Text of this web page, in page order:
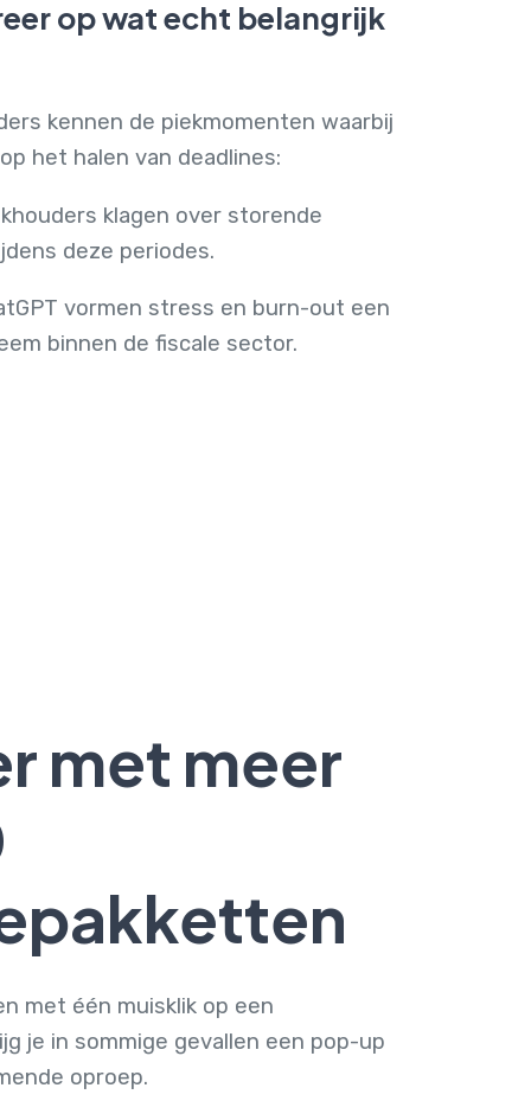
op wat echt belangrijk
kennen de piekmomenten waarbij
het halen van deadlines:
klagen over storende
deze periodes.
vormen stress en burn-out een
binnen de fiscale sector.
met meer
met één muisklik op een
je in sommige gevallen een pop-up
oproep.